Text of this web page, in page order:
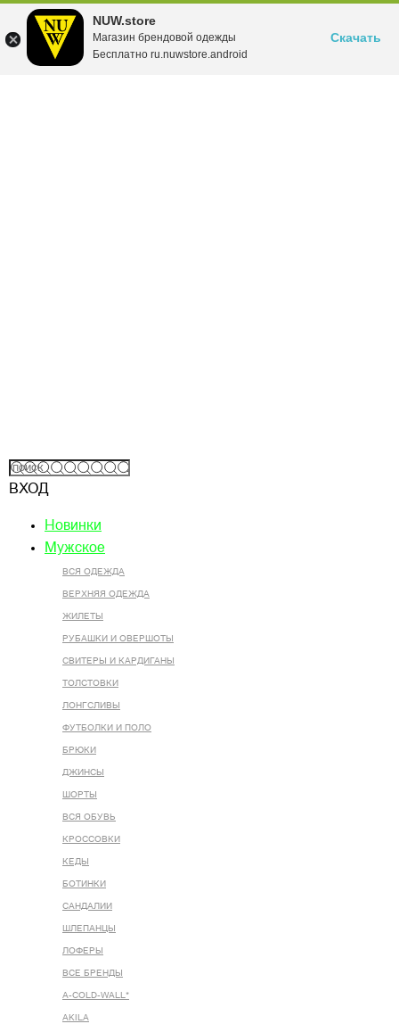
NUW.store
Магазин брендовой одежды
Бесплатно ru.nuwstore.android
Скачать
ВХОД
Новинки
Мужское
ВСЯ ОДЕЖДА
ВЕРХНЯЯ ОДЕЖДА
ЖИЛЕТЫ
РУБАШКИ И ОВЕРШОТЫ
СВИТЕРЫ И КАРДИГАНЫ
ТОЛСТОВКИ
ЛОНГСЛИВЫ
ФУТБОЛКИ И ПОЛО
БРЮКИ
ДЖИНСЫ
ШОРТЫ
ВСЯ ОБУВЬ
КРОССОВКИ
КЕДЫ
БОТИНКИ
САНДАЛИИ
ШЛЕПАНЦЫ
ЛОФЕРЫ
ВСЕ БРЕНДЫ
A-COLD-WALL*
AKILA